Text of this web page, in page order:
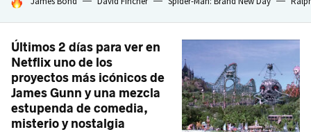
Últimos 2 días para ver en
Netflix uno de los
proyectos más icónicos de
James Gunn y una mezcla
estupenda de comedia,
misterio y nostalgia